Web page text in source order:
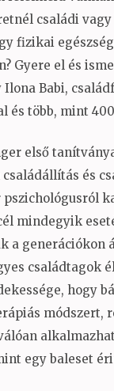
családi
fizikai
Gyere el és
Ilona Babi,
és több, mint
első
családállítás és
mindegyik
a generációkon
családtagok
hogy
módszert,
egy baleset